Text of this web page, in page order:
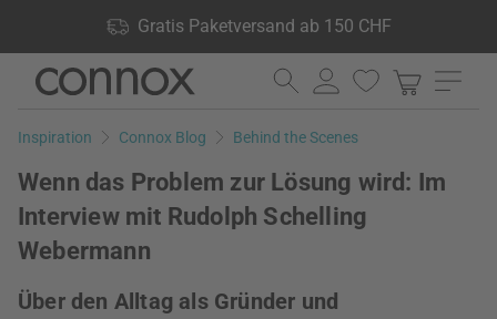
Gratis Paketversand ab 150 CHF
Produkte lagernd, 60 Tage Rückgaberecht
Direkt
Seiteninhalt
Direkt
Suchfeld
Inspiration Connox Blog Behind the Scenes
Wenn das Problem zur Lösung wird: Im
Interview mit Rudolph Schelling
Webermann
Über den Alltag als Gründer und